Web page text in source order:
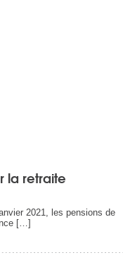
la retraite
2021, les pensions de
[…]